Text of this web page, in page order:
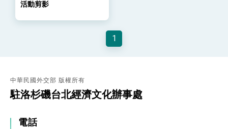
命運
總統發表執政周年談話 盼面對未來挑戰 堅持
總統重要談話
活動剪影
1
中華民國外交部 版權所有
駐洛杉磯台北經濟文化辦事處
電話